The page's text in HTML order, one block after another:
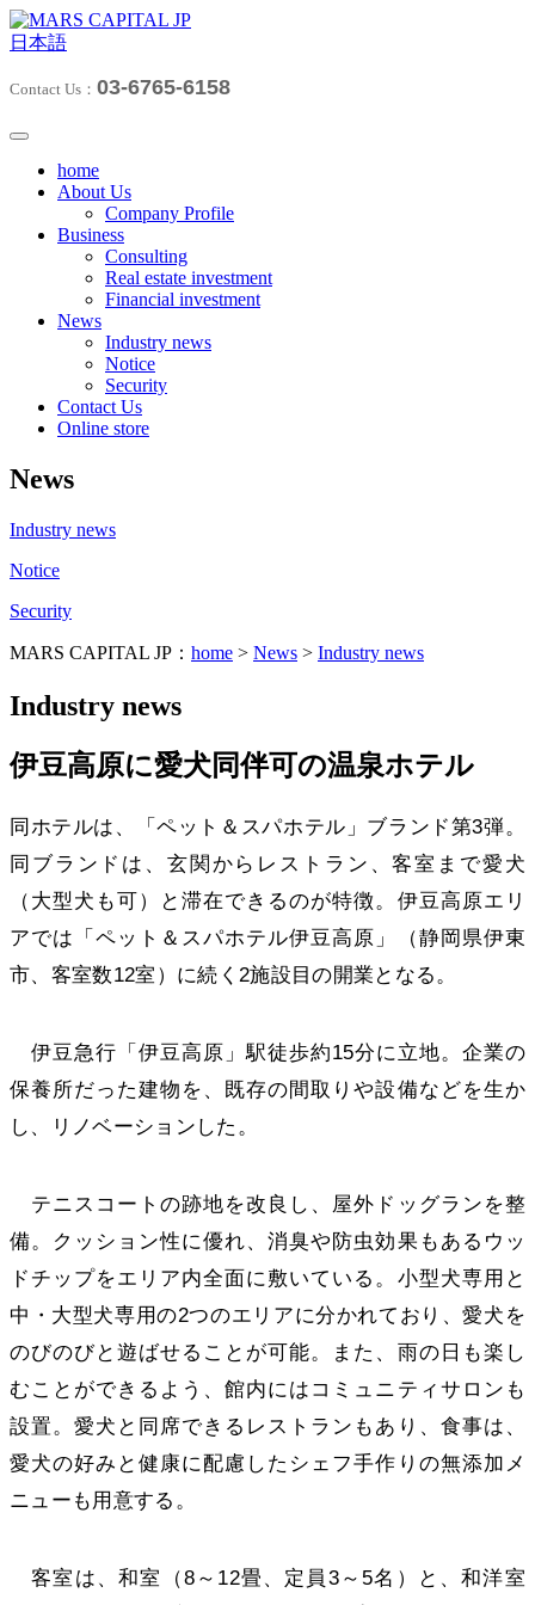
日本語
Contact Us： 03-6765-6158
home
About Us
Company Profile
Business
Consulting
Real estate investment
Financial investment
News
Industry news
Notice
Security
Contact Us
Online store
News
Industry news
Notice
Security
MARS CAPITAL JP： home > News > Industry news
Industry news
伊豆高原に愛犬同伴可の温泉ホテル
同ホテルは、「ペット＆スパホテル」ブランド第3弾。
同ブランドは、玄関からレストラン、客室まで愛犬
（大型犬も可）と滞在できるのが特徴。伊豆高原エリ
アでは「ペット＆スパホテル伊豆高原」（静岡県伊東
市、客室数12室）に続く2施設目の開業となる。
伊豆急行「伊豆高原」駅徒歩約15分に立地。企業の
保養所だった建物を、既存の間取りや設備などを生か
し、リノベーションした。
テニスコートの跡地を改良し、屋外ドッグランを整
備。クッション性に優れ、消臭や防虫効果もあるウッ
ドチップをエリア内全面に敷いている。小型犬専用と
中・大型犬専用の2つのエリアに分かれており、愛犬を
のびのびと遊ばせることが可能。また、雨の日も楽し
むことができるよう、館内にはコミュニティサロンも
設置。愛犬と同席できるレストランもあり、食事は、
愛犬の好みと健康に配慮したシェフ手作りの無添加メ
ニューも用意する。
客室は、和室（8～12畳、定員3～5名）と、和洋室